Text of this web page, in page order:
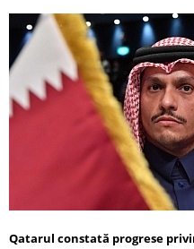
Qatarul constată progrese